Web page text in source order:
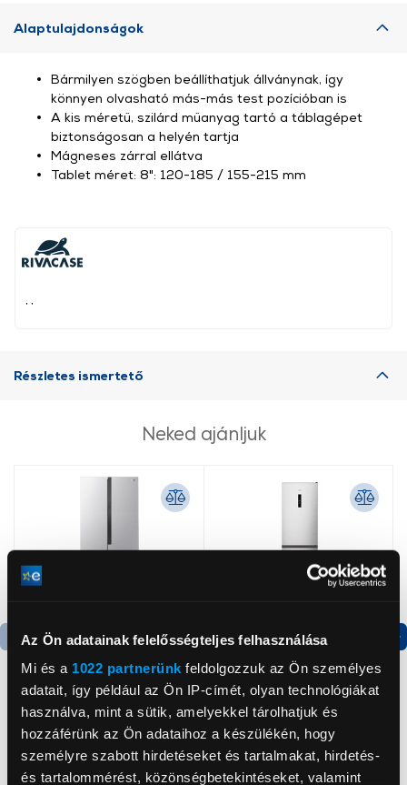
Az Ön adatainak felelősségteljes felhasználása
Mi és a 1022 partnerünk feldolgozzuk az Ön személyes
adatait, így például az Ön IP-címét, olyan technológiákat
használva, mint a sütik, amelyekkel tárolhatjuk és
hozzáférünk az Ön adataihoz a készülékén, hogy
személyre szabott hirdetéseket és tartalmakat, hirdetés-
és tartalommérést, közönségbetekintéseket, valamint
Alaptulajdonságok
Bármilyen szögben beállíthatjuk állványnak, így
könnyen olvasható más-más test pozícióban is
A kis méretű, szilárd műanyag tartó a táblagépet
biztonságosan a helyén tartja
Mágneses zárral ellátva
Tablet méret: 8": 120-185 / 155-215 mm
Részletes ismertető
Neked ajánljuk
Termék adatlap
Gorenje NRS8182KX Side
by side hűtőszekrény
Termék adatlap
Gorenje N619EAXL4
Alulfagyasztós
kombinált hűtőszekrény